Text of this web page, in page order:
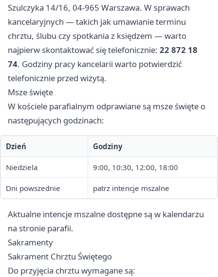
Szulczyka 14/16, 04-965 Warszawa. W sprawach
kancelaryjnych — takich jak umawianie terminu
chrztu, ślubu czy spotkania z księdzem — warto
najpierw skontaktować się telefonicznie: 22 872 18
74. Godziny pracy kancelarii warto potwierdzić
telefonicznie przed wizytą.
Msze święte
W kościele parafialnym odprawiane są msze święte o
następujących godzinach:
Dzień Godziny
Niedziela 9:00, 10:30, 12:00, 18:00
Dni powszednie patrz intencje mszalne
Aktualne intencje mszalne dostępne są w kalendarzu
na stronie parafii.
Sakramenty
Sakrament Chrztu Świętego
Do przyjęcia chrztu wymagane są: